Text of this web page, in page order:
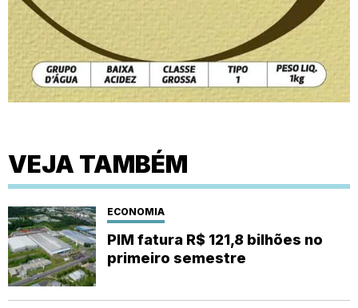
VEJA TAMBÉM
ECONOMIA
PIM fatura R$ 121,8 bilhões no
primeiro semestre